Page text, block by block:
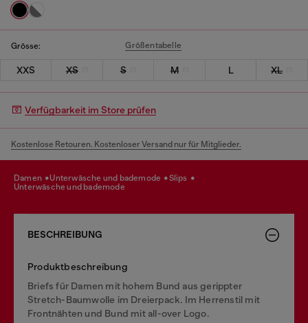
Grösse: Größentabelle
XXS XS S M L XL
Verfügbarkeit im Store prüfen
Kostenlose Retouren. Kostenloser Versand nur für Mitglieder.
damen unterwäsche und bademode
slips
unterwäsche und bademode
BESCHREIBUNG
Produktbeschreibung
Briefs für Damen mit hohem Bund aus gerippter
Stretch-Baumwolle im Dreierpack. Im Herrenstil mit
Frontnähten und Bund mit all-over Logo.